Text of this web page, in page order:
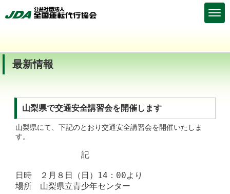
最新情報
山梨県で交通安全講習会を開催します
山梨県にて、下記のとおり交通安全講習会を開催いたしま
す。
記
日時　２月８日（日）14：00より
場所　山梨県立青少年センター